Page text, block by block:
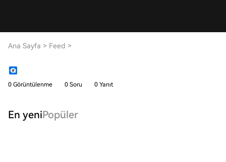
Ana Sayfa > Feed >
0 Görüntülenme 0 Soru 0 Yanıt
En yeniPopüler